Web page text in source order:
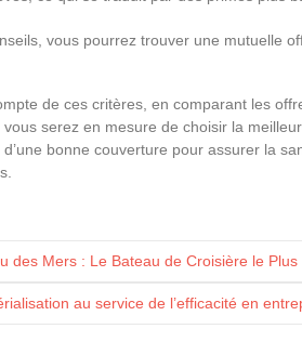
vous pourrez trouver une mutuelle
de ces critères, en comparant les
vous serez en mesure de choisir la
d’une bonne couverture pour assurer la
des Mers : Le Bateau de Croisière le Plus
au service de l’efficacité en